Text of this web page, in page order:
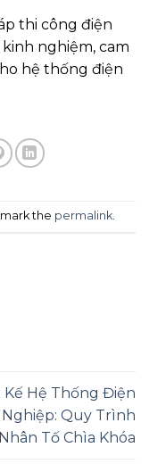
thi công điện
nghiệm, cam
hệ thống điện
the permalink.
Kế Hệ Thống Điện
Quy Trình
Tố Chìa Khóa